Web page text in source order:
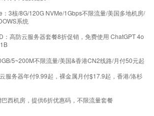
3核/8G/120G NVMe/1Gbps不限流量/美国多地机房/
系统
高防云服务器套餐8折促销，免费使用 ChatGPT 4o
5~200M不限流量/美国&香港CN2线路/月付50元起
服务器年付9.99起，裸金属月付$17.9起，香港/洛杉
西机房，提供6折优惠码，不限流量套餐